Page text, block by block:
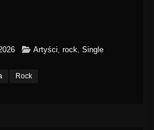
Artyści, rock, Single
Rock